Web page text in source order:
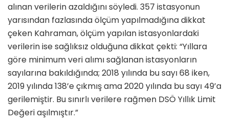
alınan verilerin azaldığını söyledi. 357 istasyonun
yarısından fazlasında ölçüm yapılmadığına dikkat
çeken Kahraman, ölçüm yapılan istasyonlardaki
verilerin ise sağlıksız olduğuna dikkat çekti: “Yıllara
göre minimum veri alımı sağlanan istasyonların
sayılarına bakıldığında; 2018 yılında bu sayı 68 iken,
2019 yılında 138’e çıkmış ama 2020 yılında bu sayı 49’a
gerilemiştir. Bu sınırlı verilere rağmen DSÖ Yıllık Limit
Değeri aşılmıştır.”